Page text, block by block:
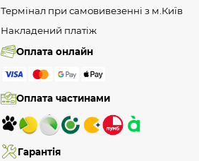
Термінал при самовивезенні з м.Київ
Накладений платіж
Оплата онлайн
Оплата частинами
Гарантія